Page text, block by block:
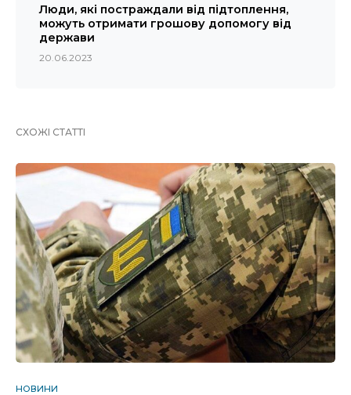
Люди, які постраждали від підтоплення,
можуть отримати грошову допомогу від
держави
20.06.2023
СХОЖІ СТАТТІ
НОВИНИ